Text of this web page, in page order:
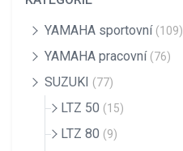
YAMAHA sportovní (109)
YAMAHA pracovní (76)
SUZUKI (77)
LTZ 50 (15)
LTZ 80 (9)